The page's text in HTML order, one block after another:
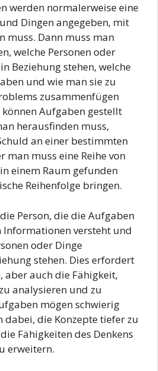
werden normalerweise eine
Dingen angegeben, mit
muss. Dann muss man
welche Personen oder
Beziehung stehen, welche
und wie man sie zu
zusammenfügen
Aufgaben gestellt
herausfinden muss,
an einer bestimmten
man muss eine Reihe von
einem Raum gefunden
Reihenfolge bringen.
Person, die die Aufgaben
Informationen versteht und
oder Dinge
stehen. Dies erfordert
aber auch die Fähigkeit,
analysieren und zu
mögen schwierig
dabei, die Konzepte tiefer zu
Fähigkeiten des Denkens
erweitern.